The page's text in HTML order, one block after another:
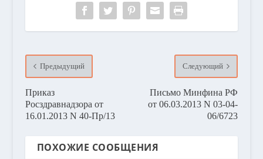
Предыдущий
Приказ
Росздравнадзора от
16.01.2013 N 40-Пр/13
Следующий
Письмо Минфина РФ
от 06.03.2013 N 03-04-
06/6723
ПОХОЖИЕ СООБЩЕНИЯ